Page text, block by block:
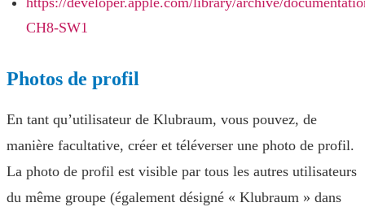
CH8-SW1
Photos de profil
En tant qu’utilisateur de Klubraum, vous pouvez, de
manière facultative, créer et téléverser une photo de profil.
La photo de profil est visible par tous les autres utilisateurs
du même groupe (également désigné « Klubraum » dans